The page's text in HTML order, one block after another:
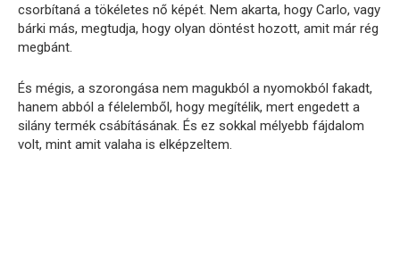
csorbítaná a tökéletes nő képét. Nem akarta, hogy Carlo, vagy
bárki más, megtudja, hogy olyan döntést hozott, amit már rég
megbánt.
És mégis, a szorongása nem magukból a nyomokból fakadt,
hanem abból a félelemből, hogy megítélik, mert engedett a
silány termék csábításának. És ez sokkal mélyebb fájdalom
volt, mint amit valaha is elképzeltem.